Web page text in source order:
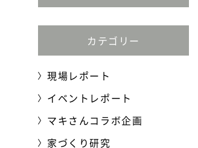
カテゴリー
現場レポート
イベントレポート
マキさんコラボ企画
家づくり研究